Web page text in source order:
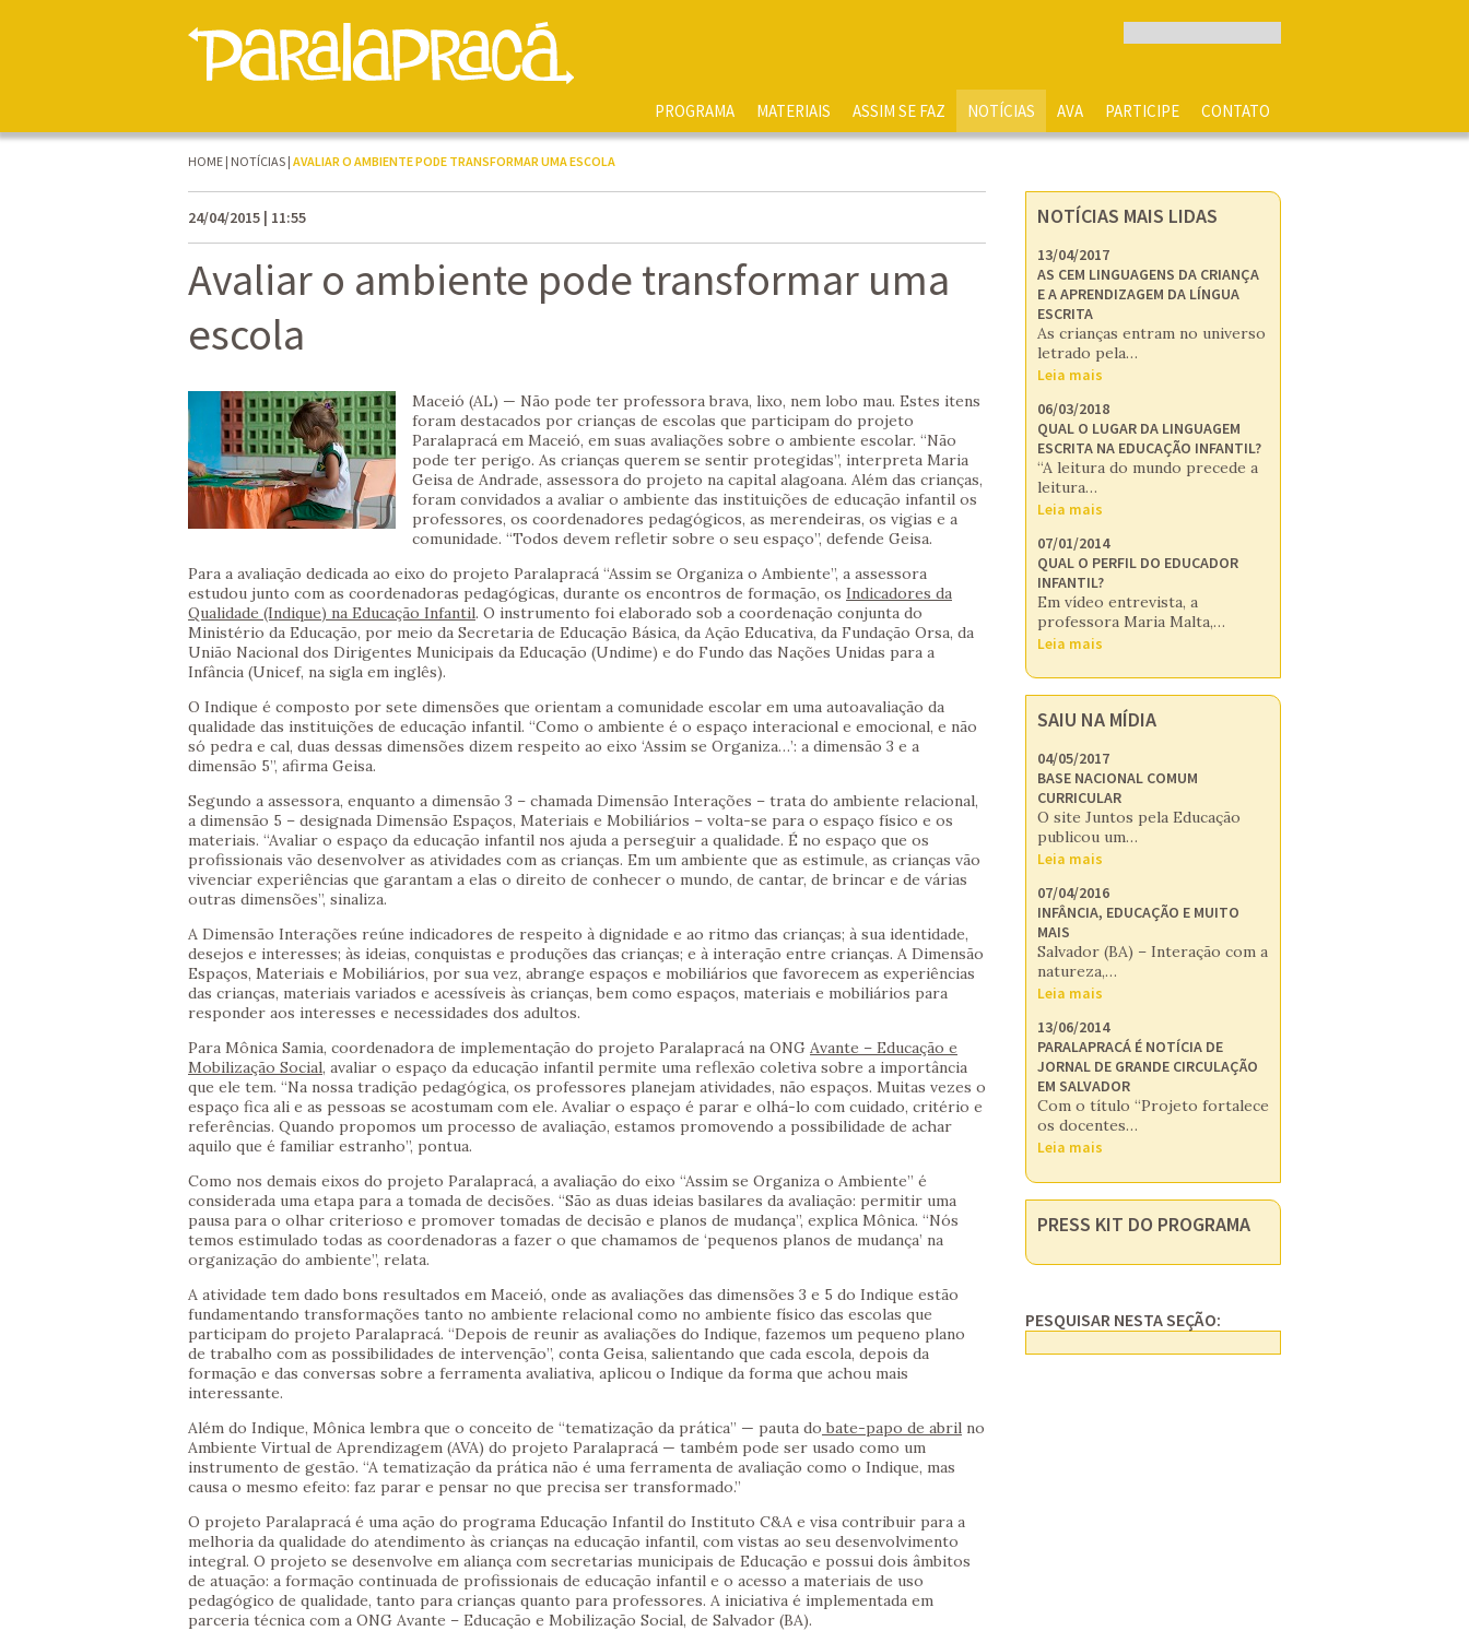
PROGRAMA MATERIAIS ASSIM SE FAZ NOTÍCIAS AVA PARTICIPE CONTATO
HOME | NOTÍCIAS | AVALIAR O AMBIENTE PODE TRANSFORMAR UMA ESCOLA
24/04/2015 | 11:55
Avaliar o ambiente pode transformar uma
escola
Maceió (AL) — Não pode ter professora brava, lixo, nem lobo mau. Estes itens
foram destacados por crianças de escolas que participam do projeto
Paralapracá em Maceió, em suas avaliações sobre o ambiente escolar. “Não
pode ter perigo. As crianças querem se sentir protegidas”, interpreta Maria
Geisa de Andrade, assessora do projeto na capital alagoana. Além das crianças,
foram convidados a avaliar o ambiente das instituições de educação infantil os
professores, os coordenadores pedagógicos, as merendeiras, os vigias e a
comunidade. “Todos devem refletir sobre o seu espaço”, defende Geisa.
Para a avaliação dedicada ao eixo do projeto Paralapracá “Assim se Organiza o Ambiente”, a assessora
estudou junto com as coordenadoras pedagógicas, durante os encontros de formação, os Indicadores da
Qualidade (Indique) na Educação Infantil. O instrumento foi elaborado sob a coordenação conjunta do
Ministério da Educação, por meio da Secretaria de Educação Básica, da Ação Educativa, da Fundação Orsa, da
União Nacional dos Dirigentes Municipais da Educação (Undime) e do Fundo das Nações Unidas para a
Infância (Unicef, na sigla em inglês).
O Indique é composto por sete dimensões que orientam a comunidade escolar em uma autoavaliação da
qualidade das instituições de educação infantil. “Como o ambiente é o espaço interacional e emocional, e não
só pedra e cal, duas dessas dimensões dizem respeito ao eixo ‘Assim se Organiza…’: a dimensão 3 e a
dimensão 5”, afirma Geisa.
Segundo a assessora, enquanto a dimensão 3 – chamada Dimensão Interações – trata do ambiente relacional,
a dimensão 5 – designada Dimensão Espaços, Materiais e Mobiliários – volta-se para o espaço físico e os
materiais. “Avaliar o espaço da educação infantil nos ajuda a perseguir a qualidade. É no espaço que os
profissionais vão desenvolver as atividades com as crianças. Em um ambiente que as estimule, as crianças vão
vivenciar experiências que garantam a elas o direito de conhecer o mundo, de cantar, de brincar e de várias
outras dimensões”, sinaliza.
A Dimensão Interações reúne indicadores de respeito à dignidade e ao ritmo das crianças; à sua identidade,
desejos e interesses; às ideias, conquistas e produções das crianças; e à interação entre crianças. A Dimensão
Espaços, Materiais e Mobiliários, por sua vez, abrange espaços e mobiliários que favorecem as experiências
das crianças, materiais variados e acessíveis às crianças, bem como espaços, materiais e mobiliários para
responder aos interesses e necessidades dos adultos.
Para Mônica Samia, coordenadora de implementação do projeto Paralapracá na ONG Avante – Educação e
Mobilização Social, avaliar o espaço da educação infantil permite uma reflexão coletiva sobre a importância
que ele tem. “Na nossa tradição pedagógica, os professores planejam atividades, não espaços. Muitas vezes o
espaço fica ali e as pessoas se acostumam com ele. Avaliar o espaço é parar e olhá-lo com cuidado, critério e
referências. Quando propomos um processo de avaliação, estamos promovendo a possibilidade de achar
aquilo que é familiar estranho”, pontua.
Como nos demais eixos do projeto Paralapracá, a avaliação do eixo “Assim se Organiza o Ambiente” é
considerada uma etapa para a tomada de decisões. “São as duas ideias basilares da avaliação: permitir uma
pausa para o olhar criterioso e promover tomadas de decisão e planos de mudança”, explica Mônica. “Nós
temos estimulado todas as coordenadoras a fazer o que chamamos de ‘pequenos planos de mudança’ na
organização do ambiente”, relata.
A atividade tem dado bons resultados em Maceió, onde as avaliações das dimensões 3 e 5 do Indique estão
fundamentando transformações tanto no ambiente relacional como no ambiente físico das escolas que
participam do projeto Paralapracá. “Depois de reunir as avaliações do Indique, fazemos um pequeno plano
de trabalho com as possibilidades de intervenção”, conta Geisa, salientando que cada escola, depois da
formação e das conversas sobre a ferramenta avaliativa, aplicou o Indique da forma que achou mais
interessante.
Além do Indique, Mônica lembra que o conceito de “tematização da prática” — pauta do bate-papo de abril no
Ambiente Virtual de Aprendizagem (AVA) do projeto Paralapracá — também pode ser usado como um
instrumento de gestão. “A tematização da prática não é uma ferramenta de avaliação como o Indique, mas
causa o mesmo efeito: faz parar e pensar no que precisa ser transformado.”
O projeto Paralapracá é uma ação do programa Educação Infantil do Instituto C&A e visa contribuir para a
melhoria da qualidade do atendimento às crianças na educação infantil, com vistas ao seu desenvolvimento
integral. O projeto se desenvolve em aliança com secretarias municipais de Educação e possui dois âmbitos
de atuação: a formação continuada de profissionais de educação infantil e o acesso a materiais de uso
pedagógico de qualidade, tanto para crianças quanto para professores. A iniciativa é implementada em
parceria técnica com a ONG Avante – Educação e Mobilização Social, de Salvador (BA).
NOTÍCIAS MAIS LIDAS
13/04/2017
AS CEM LINGUAGENS DA CRIANÇA
E A APRENDIZAGEM DA LÍNGUA
ESCRITA
As crianças entram no universo
letrado pela…
Leia mais
06/03/2018
QUAL O LUGAR DA LINGUAGEM
ESCRITA NA EDUCAÇÃO INFANTIL?
“A leitura do mundo precede a
leitura…
Leia mais
07/01/2014
QUAL O PERFIL DO EDUCADOR
INFANTIL?
Em vídeo entrevista, a
professora Maria Malta,…
Leia mais
SAIU NA MÍDIA
04/05/2017
BASE NACIONAL COMUM
CURRICULAR
O site Juntos pela Educação
publicou um…
Leia mais
07/04/2016
INFÂNCIA, EDUCAÇÃO E MUITO
MAIS
Salvador (BA) – Interação com a
natureza,…
Leia mais
13/06/2014
PARALAPRACÁ É NOTÍCIA DE
JORNAL DE GRANDE CIRCULAÇÃO
EM SALVADOR
Com o título “Projeto fortalece
os docentes…
Leia mais
PRESS KIT DO PROGRAMA
PESQUISAR NESTA SEÇÃO: